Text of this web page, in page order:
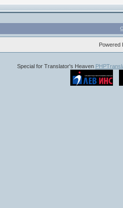
Powered
Special for Translator's Heaven